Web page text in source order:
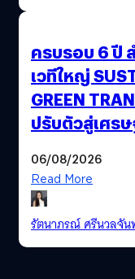
ครบรอบ 6 ปี
เวทีใหญ่
GREEN
ปรับตัวสู่เศร
06/08/2026
Read More
รัตนาภรณ์ ศรีนวลจัน